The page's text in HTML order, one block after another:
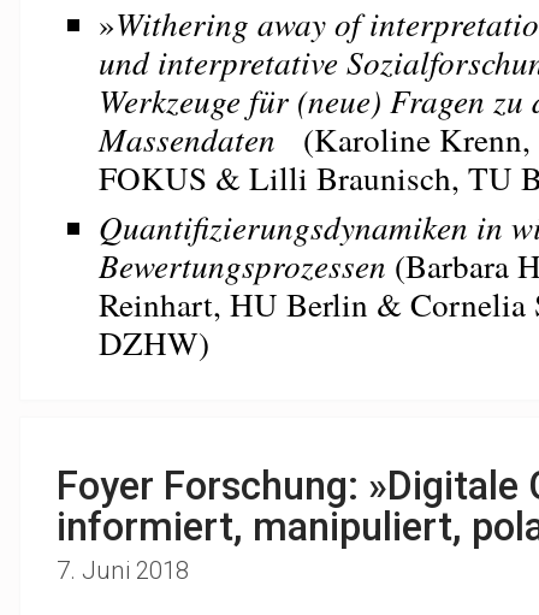
»Withering away of
und interpretative
Werkzeuge für (neue) Fragen
Massendaten
(Karoline Krenn,
FOKUS & Lilli Braunisch, TU
Quantifizierungsdynamiken in
Bewertungsprozessen (Barbara
Reinhart, HU Berlin & Cornelia
DZHW)
Foyer Forschung: »Digitale
informiert, manipuliert,
7. Juni 2018